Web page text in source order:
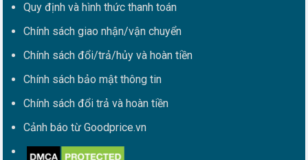
Quy định và hình thức thanh toán
Chính sách giao nhận/vận chuyển
Chính sách đổi/trả/hủy và hoàn tiền
Chính sách bảo mật thông tin
Chính sách đổi trả và hoàn tiền
Cảnh báo từ Goodprice.vn